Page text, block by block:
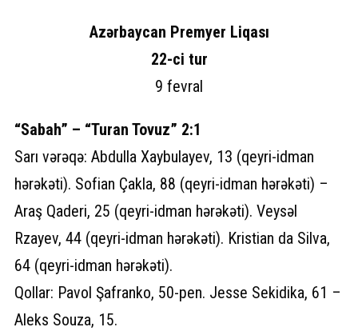
Azərbaycan Premyer Liqası
22-ci tur
9 fevral
“Sabah” – “Turan Tovuz” 2:1
Sarı vərəqə: Abdulla Xaybulayev, 13 (qeyri-idman
hərəkəti). Sofian Çakla, 88 (qeyri-idman hərəkəti) –
Araş Qaderi, 25 (qeyri-idman hərəkəti). Veysəl
Rzayev, 44 (qeyri-idman hərəkəti). Kristian da Silva,
64 (qeyri-idman hərəkəti).
Qollar: Pavol Şafranko, 50-pen. Jesse Sekidika, 61 –
Aleks Souza, 15.